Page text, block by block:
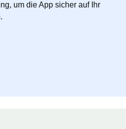
um die App sicher auf Ihr
Fenster
Fenster